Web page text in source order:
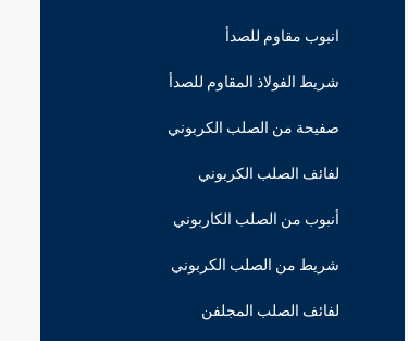
انبوب مقاوم للصدأ
شريط الفولاذ المقاوم للصدأ
صفيحة من الصلب الكربوني
لفائف الصلب الكربوني
أنبوب من الصلب الكاربوني
شريط من الصلب الكربوني
لفائف الصلب المجلفن